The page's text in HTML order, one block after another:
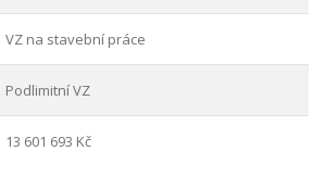
VZ na stavební práce
Podlimitní VZ
13 601 693 Kč